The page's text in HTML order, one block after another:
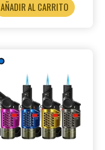
AÑADIR AL CARRITO